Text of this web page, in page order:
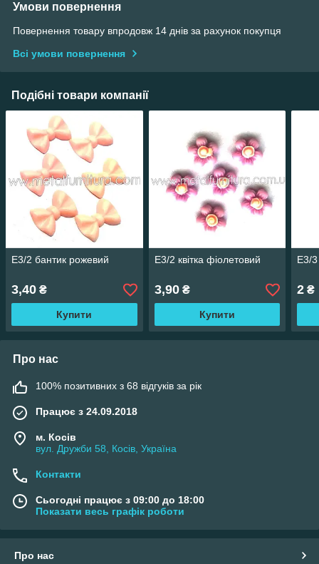
Умови повернення
Повернення товару впродовж 14 днів за рахунок покупця
Всі умови повернення
Подібні товари компанії
Е3/2 бантик рожевий
3,40 ₴
Купити
Е3/2 квітка фіолетовий
3,90₴
Купити
Е3/
2 ₴
Про нас
100% позитивних з 68 відгуків за рік
Працює з 24.09.2018
м. Косів
вул. Дружби 58, Косів, Україна
Контакти
Сьогодні працює з 09:00 до 18:00
Показати весь графік роботи
Про нас